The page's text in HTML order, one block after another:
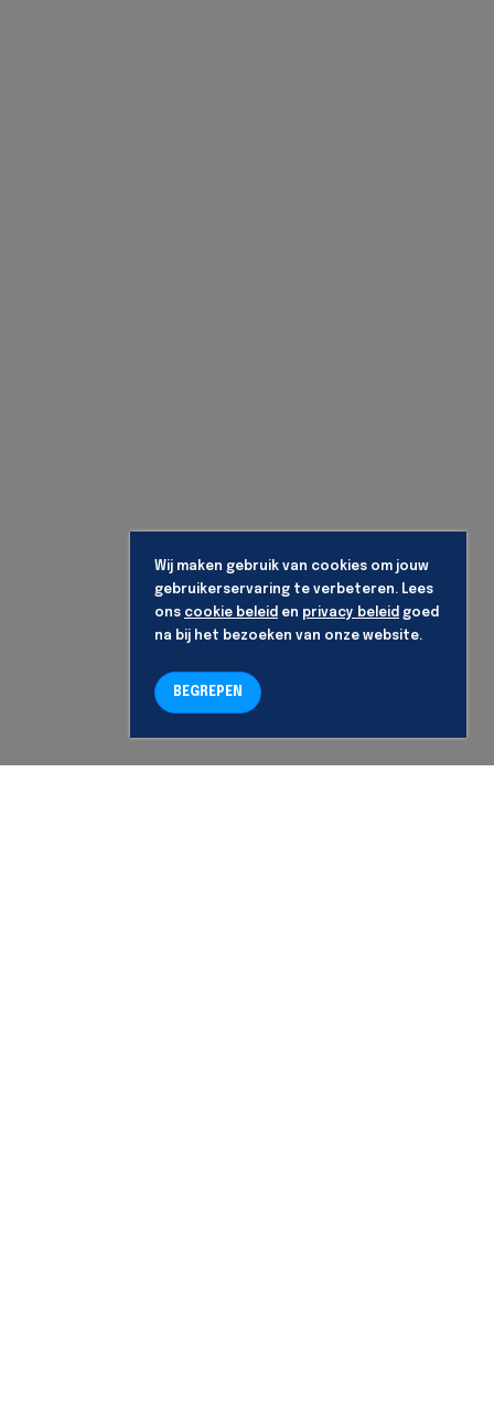
Wij maken gebruik van cookies om jouw
gebruikerservaring te verbeteren. Lees
ons cookie beleid en privacy beleid goed
na bij het bezoeken van onze website.
BEGREPEN